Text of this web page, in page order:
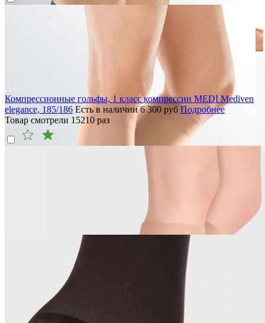
Компрессионные гольфы, 1 класс компрессии MEDI Mediven
elegance, 185/186 Есть в наличии 6 300 руб Подробнее
Товар смотрели 15210 раз